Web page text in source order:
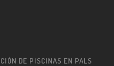
DE PISCINAS EN PALS